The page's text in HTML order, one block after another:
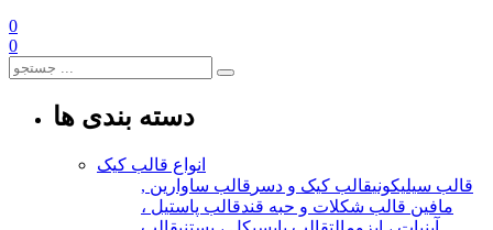
0
0
دسته بندی ها
انواع قالب کیک
قالب سیلیکونیقالب کیک و دسر قالب ساوارین ,
مافین قالب شکلات و حبه قندقالب پاستیل ،